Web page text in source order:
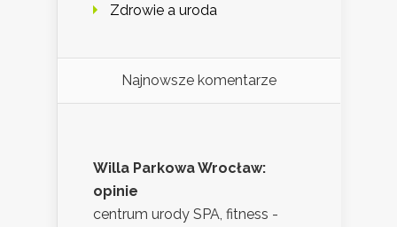
Zdrowie a uroda
Najnowsze komentarze
Willa Parkowa Wrocław:
opinie
centrum urody SPA, fitness -